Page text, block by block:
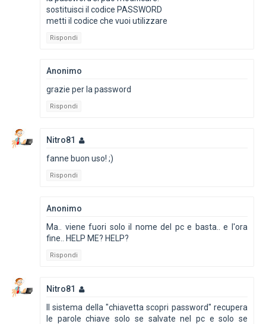
sostituisci il codice PASSWORD
metti il codice che vuoi utilizzare
Rispondi
Anonimo
grazie per la password
Rispondi
Nitro81
fanne buon uso! ;)
Rispondi
Anonimo
Ma.. viene fuori solo il nome del pc e basta.. e l'ora
fine.. HELP ME? HELP?
Rispondi
Nitro81
Il sistema della "chiavetta scopri password" recupera
le parole chiave solo se salvate nel pc e solo se